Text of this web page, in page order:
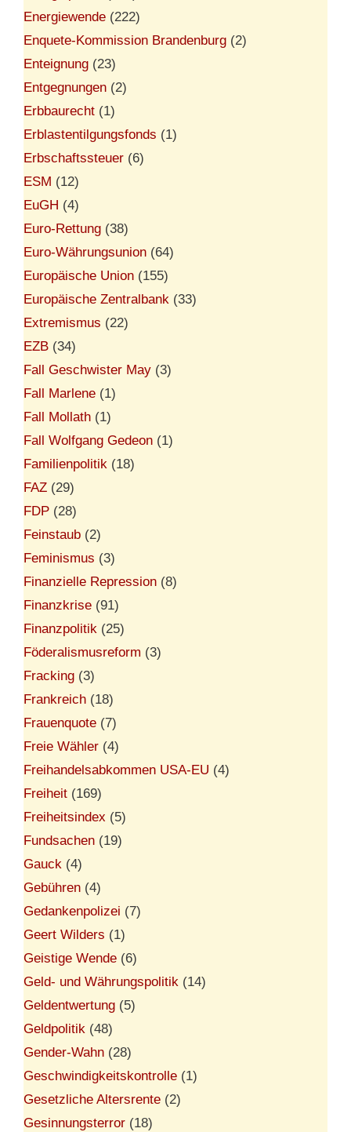
Energiewende (222)
Enquete-Kommission Brandenburg (2)
Enteignung (23)
Entgegnungen (2)
Erbbaurecht (1)
Erblastentilgungsfonds (1)
Erbschaftssteuer (6)
ESM (12)
EuGH (4)
Euro-Rettung (38)
Euro-Währungsunion (64)
Europäische Union (155)
Europäische Zentralbank (33)
Extremismus (22)
EZB (34)
Fall Geschwister May (3)
Fall Marlene (1)
Fall Mollath (1)
Fall Wolfgang Gedeon (1)
Familienpolitik (18)
FAZ (29)
FDP (28)
Feinstaub (2)
Feminismus (3)
Finanzielle Repression (8)
Finanzkrise (91)
Finanzpolitik (25)
Föderalismusreform (3)
Fracking (3)
Frankreich (18)
Frauenquote (7)
Freie Wähler (4)
Freihandelsabkommen USA-EU (4)
Freiheit (169)
Freiheitsindex (5)
Fundsachen (19)
Gauck (4)
Gebühren (4)
Gedankenpolizei (7)
Geert Wilders (1)
Geistige Wende (6)
Geld- und Währungspolitik (14)
Geldentwertung (5)
Geldpolitik (48)
Gender-Wahn (28)
Geschwindigkeitskontrolle (1)
Gesetzliche Altersrente (2)
Gesinnungsterror (18)